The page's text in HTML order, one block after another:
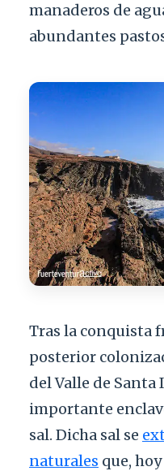
manaderos de
abundantes
Tras la conquista
posterior
del Valle de
importante
sal. Dicha sal se
naturales que,